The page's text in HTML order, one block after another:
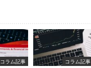
コラム記事 コラム記事